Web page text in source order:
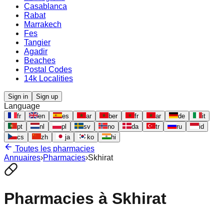
Casablanca
Rabat
Marrakech
Fes
Tangier
Agadir
Beaches
Postal Codes
14k Localities
Sign in Sign up
Language
fr en es ar ber fr ar de
it
pt
nl pl sv no da tr ru
id
cs
zh ja ko hi
Toutes les pharmacies
Annuaires›Pharmacies›Skhirat
Pharmacies à Skhirat